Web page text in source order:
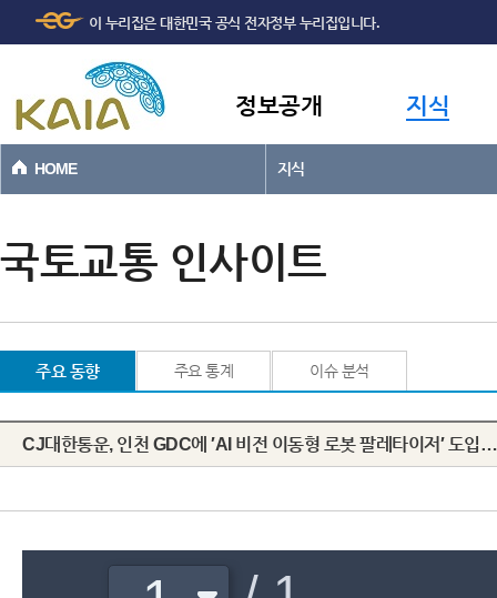
본문바로가기
이 누리집은 대한민국 공식 전자정부 누리집입니다.
정보공개 지식
HOME 지식
국토교통 인사이트
주요 동향 주요 통계 이슈 분석
CJ대한통운, 인천 GDC에 ′AI 비전 이동형 로봇 팔레타이저′ 도입